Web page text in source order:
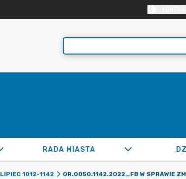
RADA MIASTA
LIPIEC 1012-1142